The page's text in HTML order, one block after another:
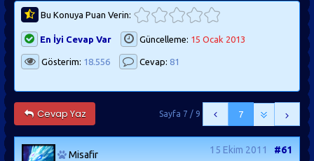
Bu Konuya Puan Verin:
En İyi Cevap Var Güncelleme: 15 Ocak 2013
Gösterim: 18.556 Cevap: 81
Cevap Yaz 7
Sayfa 7 / 9
Misafir 15 Ekim 2011 #61